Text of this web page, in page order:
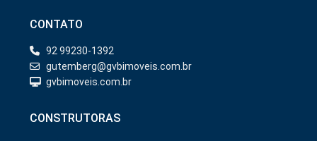
CONTATO
92 99230-1392
gutemberg@gvbimoveis.com.br
gvbimoveis.com.br
CONSTRUTORAS